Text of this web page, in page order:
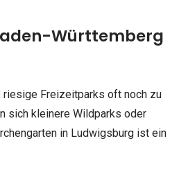
Württemberg
riesige Freizeitparks oft noch zu
sich kleinere Wildparks oder
in Ludwigsburg ist ein